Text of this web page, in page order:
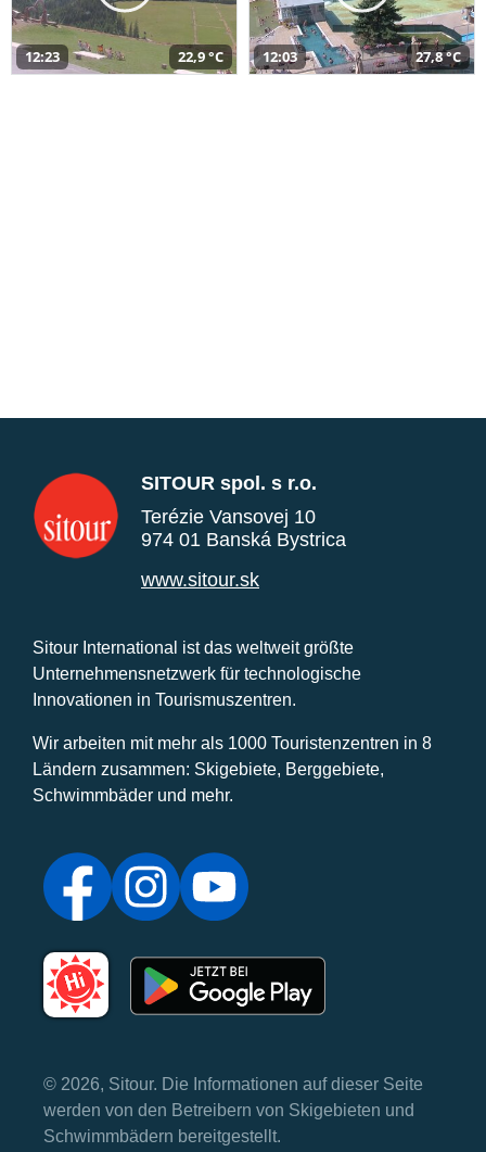
12:23 22,9 °C 12:03 27,8 °C
SITOUR spol. s r.o.
Terézie Vansovej 10
974 01 Banská Bystrica
www.sitour.sk
Sitour International ist das weltweit größte
Unternehmensnetzwerk für technologische
Innovationen in Tourismuszentren.
Wir arbeiten mit mehr als 1000 Touristenzentren in 8
Ländern zusammen: Skigebiete, Berggebiete,
Schwimmbäder und mehr.
© 2026, Sitour. Die Informationen auf dieser Seite
werden von den Betreibern von Skigebieten und
Schwimmbädern bereitgestellt.